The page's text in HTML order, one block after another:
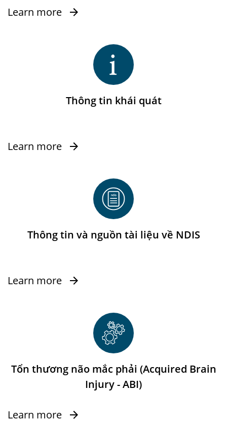
Learn more
Thông tin khái quát
Learn more
Thông tin và nguồn tài liệu về NDIS
Learn more
Tổn thương não mắc phải (Acquired Brain
Injury - ABI)
Learn more